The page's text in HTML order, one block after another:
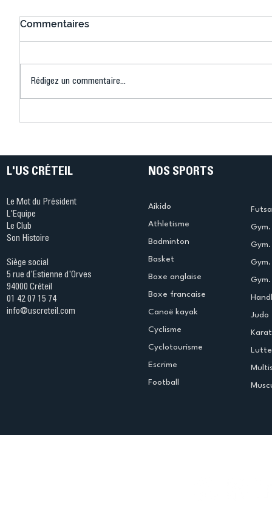
Commentaires
Rédigez un commentaire...
L'US CRÉTEIL
Le Mot du Président
L'Equipe
Le Club
Son Histoire
Siège social
5 rue d'Estienne d'Orves
94000 Créteil
01 42 07 15 74
info@uscreteil.com
NOS SPORTS
Aikido
Athletisme
Badminton
Basket
Boxe anglaise
Boxe francaise
Canoë kayak
Cyclisme
Cyclotourisme
Escrime
Football
Judo
Lutte